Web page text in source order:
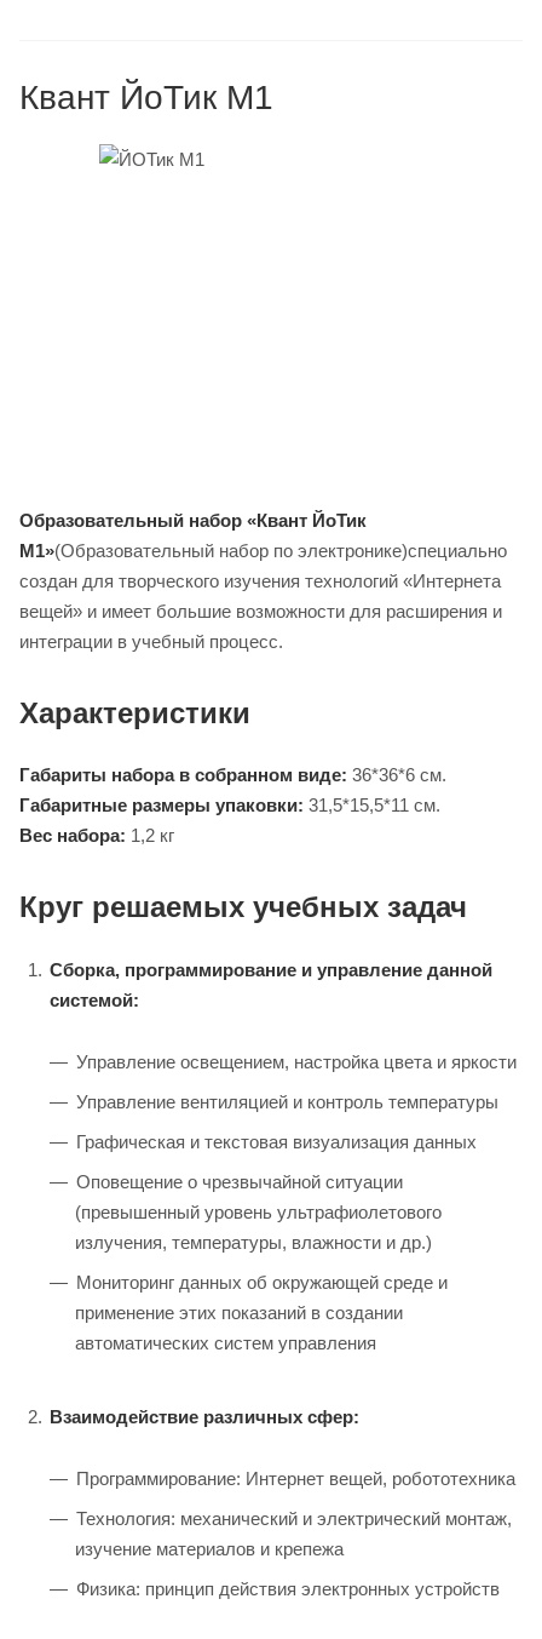
Квант ЙоТик М1
Образовательный набор «Квант ЙоТик
М1»(Образовательный набор по электронике)специально
создан для творческого изучения технологий «Интернета
вещей» и имеет большие возможности для расширения и
интеграции в учебный процесс.
Характеристики
Габариты набора в собранном виде: 36*36*6 см.
Габаритные размеры упаковки: 31,5*15,5*11 см.
Вес набора: 1,2 кг
Круг решаемых учебных задач
Сборка, программирование и управление данной
системой:
Управление освещением, настройка цвета и яркости
Управление вентиляцией и контроль температуры
Графическая и текстовая визуализация данных
Оповещение о чрезвычайной ситуации
(превышенный уровень ультрафиолетового
излучения, температуры, влажности и др.)
Мониторинг данных об окружающей среде и
применение этих показаний в создании
автоматических систем управления
Взаимодействие различных сфер:
Программирование: Интернет вещей, робототехника
Технология: механический и электрический монтаж,
изучение материалов и крепежа
Физика: принцип действия электронных устройств